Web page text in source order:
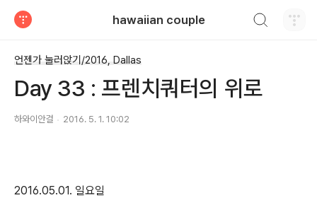
hawaiian couple
언젠가 눌러앉기/2016, Dallas
Day 33 : 프렌치쿼터의 위로
하와이안걸 2016. 5. 1. 10:02
2016.05.01. 일요일